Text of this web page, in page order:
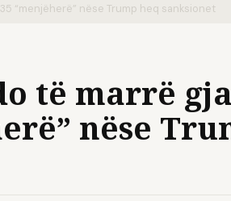
“menjëherë” nëse Trump heq sanksionet
të marrë
nëse